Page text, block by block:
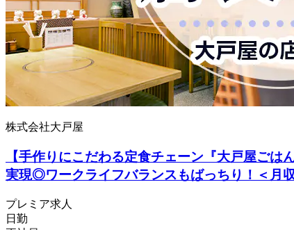
株式会社大戸屋
【手作りにこだわる定食チェーン『大戸屋ご
実現◎ワークライフバランスもばっちり！＜月
プレミア求人
日勤